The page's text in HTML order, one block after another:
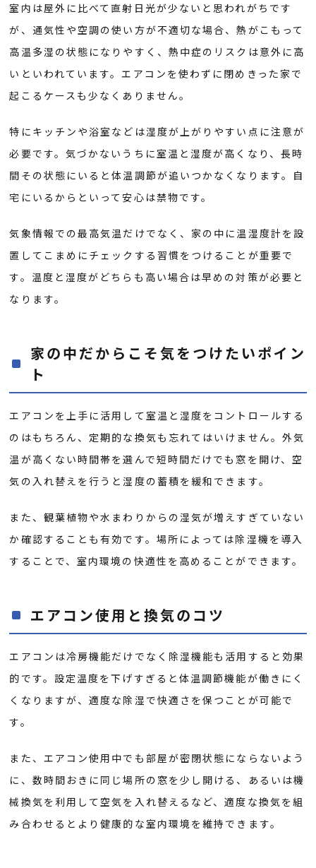
室内は屋外に比べて直射日光が少ないと思われがちです
が、通気性や空調の使い方が不適切な場合、熱がこもって
高温多湿の状態になりやすく、熱中症のリスクは意外に高
いといわれています。エアコンを使わずに閉めきった家で
起こるケースも少なくありません。
特にキッチンや浴室などは湿度が上がりやすい点に注意が
必要です。気づかないうちに室温と湿度が高くなり、長時
間その状態にいると体温調節が追いつかなくなります。自
宅にいるからといって安心は禁物です。
気象情報での最高気温だけでなく、家の中に温湿度計を設
置してこまめにチェックする習慣をつけることが重要で
す。温度と湿度がどちらも高い場合は早めの対策が必要と
なります。
家の中だからこそ気をつけたいポイン
ト
エアコンを上手に活用して室温と湿度をコントロールする
のはもちろん、定期的な換気も忘れてはいけません。外気
温が高くない時間帯を選んで短時間だけでも窓を開け、空
気の入れ替えを行うと湿度の蓄積を緩和できます。
また、観葉植物や水まわりからの湿気が増えすぎていない
か確認することも有効です。場所によっては除湿機を導入
することで、室内環境の快適性を高めることができます。
エアコン使用と換気のコツ
エアコンは冷房機能だけでなく除湿機能も活用すると効果
的です。設定温度を下げすぎると体温調節機能が働きにく
くなりますが、適度な除湿で快適さを保つことが可能で
す。
また、エアコン使用中でも部屋が密閉状態にならないよう
に、数時間おきに同じ場所の窓を少し開ける、あるいは機
械換気を利用して空気を入れ替えるなど、適度な換気を組
み合わせるとより健康的な室内環境を維持できます。